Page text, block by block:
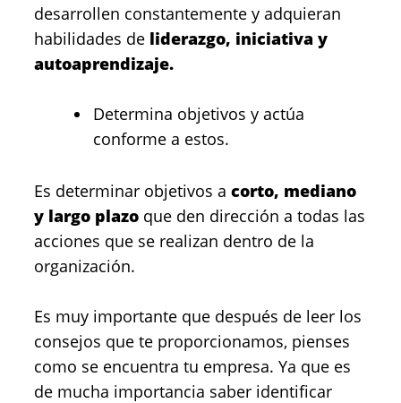
desarrollen constantemente y adquieran
habilidades de liderazgo, iniciativa y
autoaprendizaje.
Determina objetivos y actúa
conforme a estos.
Es determinar objetivos a corto, mediano
y largo plazo que den dirección a todas las
acciones que se realizan dentro de la
organización.
Es muy importante que después de leer los
consejos que te proporcionamos, pienses
como se encuentra tu empresa. Ya que es
de mucha importancia saber identificar